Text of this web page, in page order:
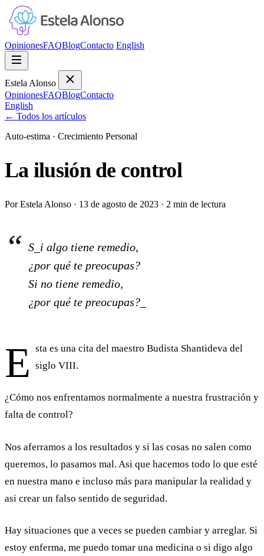
OpinionesFAQBlogContacto English
Estela Alonso
OpinionesFAQBlogContacto
English
← Todos los artículos
Auto-estima · Crecimiento Personal
La ilusión de control
Por Estela Alonso · 13 de agosto de 2023 · 2 min de lectura
S_i algo tiene remedio,
¿por qué te preocupas?
Si no tiene remedio,
¿por qué te preocupas?
E sta es una cita del maestro Budista Shantideva del
siglo VIII.
¿Cómo nos enfrentamos normalmente a nuestra frustración y
falta de control?
Nos aferramos a los resultados y si las cosas no salen como
queremos, lo pasamos mal. Asi que hacemos todo lo que esté
en nuestra mano e incluso más para manipular la realidad y
asi crear un falso sentido de seguridad.
Hay situaciones que a veces se pueden cambiar y arreglar. Si
estoy enferma, me puedo tomar una medicina o si digo algo